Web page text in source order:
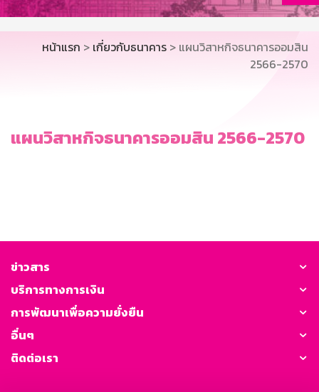
บริการออนไลน์
TH
EN
หน้าแรก > เกี่ยวกับธนาคาร > แผนวิสาหกิจธนาคารออมสิน
2566-2570
แผนวิสาหกิจธนาคารออมสิน 2566-2570
ข่าวสาร
บริการทางการเงิน
การพัฒนาเพื่อความยั่งยืน
อื่นๆ
ติดต่อเรา